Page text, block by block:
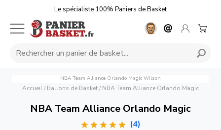
Le spécialiste 100% Paniers de Basket
NBA Team Alliance Orlando Magic Wilson
Accueil/ Ballons de Basket/ NBA Team Alliance Orlando Magic
NBA Team Alliance Orlando Magic
(4)